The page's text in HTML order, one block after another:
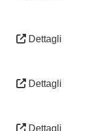
Dettagli
Dettagli
Dettagli